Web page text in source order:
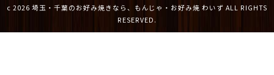
c 2026 埼玉・千葉のお好み焼きなら、もんじゃ・お好み焼 わいず ALL RIGHTS
RESERVED.